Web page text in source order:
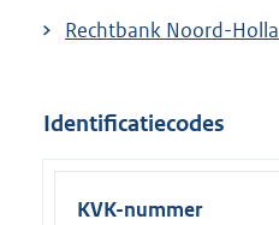
Rechtbank Noord-
Identificatiecodes
KVK-nummer